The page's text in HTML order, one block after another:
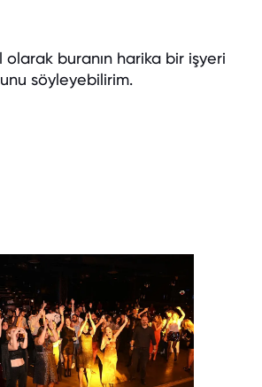
olarak buranın harika bir işyeri
söyleyebilirim.